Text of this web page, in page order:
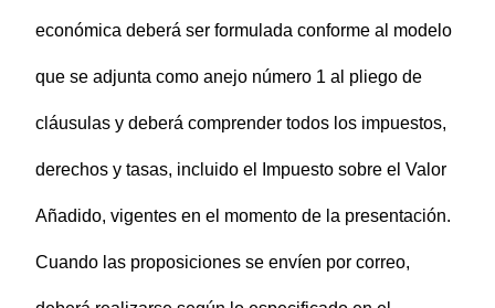
económica deberá ser formulada conforme al modelo
que se adjunta como anejo número 1 al pliego de
cláusulas y deberá comprender todos los impuestos,
derechos y tasas, incluido el Impuesto sobre el Valor
Añadido, vigentes en el momento de la presentación.
Cuando las proposiciones se envíen por correo,